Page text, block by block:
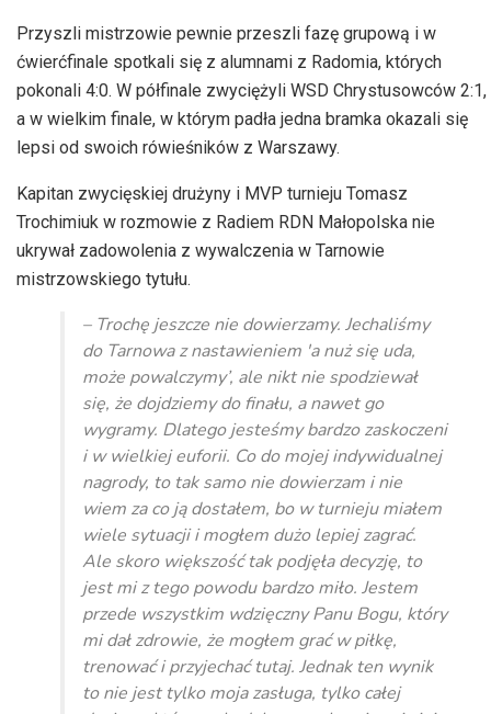
Przyszli mistrzowie pewnie przeszli fazę grupową i w
ćwierćfinale spotkali się z alumnami z Radomia, których
pokonali 4:0. W półfinale zwyciężyli WSD Chrystusowców 2:1,
a w wielkim finale, w którym padła jedna bramka okazali się
lepsi od swoich rówieśników z Warszawy.
Kapitan zwycięskiej drużyny i MVP turnieju Tomasz
Trochimiuk w rozmowie z Radiem RDN Małopolska nie
ukrywał zadowolenia z wywalczenia w Tarnowie
mistrzowskiego tytułu.
– Trochę jeszcze nie dowierzamy. Jechaliśmy
do Tarnowa z nastawieniem 'a nuż się uda,
może powalczymy’, ale nikt nie spodziewał
się, że dojdziemy do finału, a nawet go
wygramy. Dlatego jesteśmy bardzo zaskoczeni
i w wielkiej euforii. Co do mojej indywidualnej
nagrody, to tak samo nie dowierzam i nie
wiem za co ją dostałem, bo w turnieju miałem
wiele sytuacji i mogłem dużo lepiej zagrać.
Ale skoro większość tak podjęła decyzję, to
jest mi z tego powodu bardzo miło. Jestem
przede wszystkim wdzięczny Panu Bogu, który
mi dał zdrowie, że mogłem grać w piłkę,
trenować i przyjechać tutaj. Jednak ten wynik
to nie jest tylko moja zasługa, tylko całej